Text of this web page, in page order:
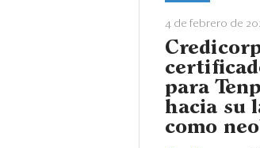
4 de febrero de
para
hacia su
como